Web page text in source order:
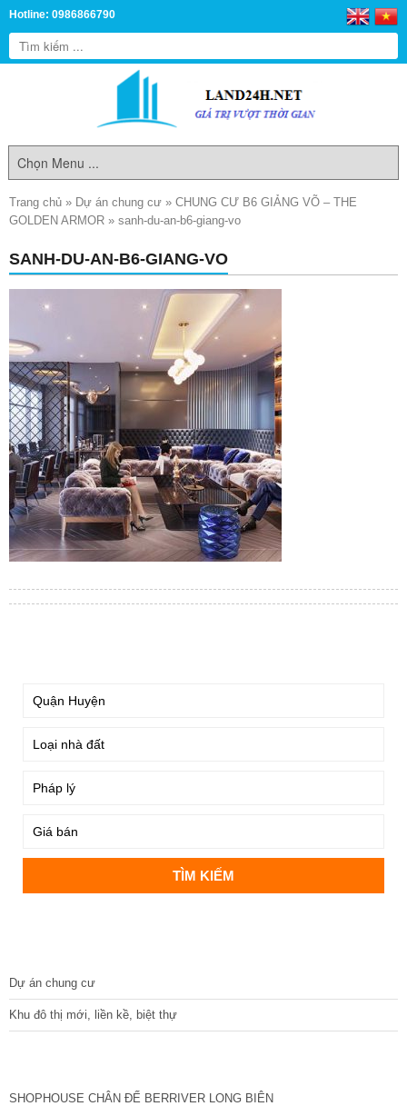
Hotline: 0986866790
Trang chủ » Dự án chung cư » CHUNG CƯ B6 GIẢNG VÕ – THE
GOLDEN ARMOR » sanh-du-an-b6-giang-vo
SANH-DU-AN-B6-GIANG-VO
Dự án chung cư
Khu đô thị mới, liền kề, biệt thự
SHOPHOUSE CHÂN ĐẾ BERRIVER LONG BIÊN